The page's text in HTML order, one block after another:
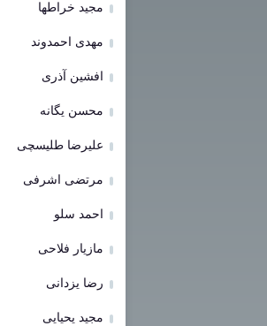
مجید خراطها
مهدی احمدوند
افشین آذری
محسن یگانه
علیرضا طلیسچی
مرتضی اشرفی
احمد سلو
مازیار فلاحی
رضا یزدانی
مجید یحیایی